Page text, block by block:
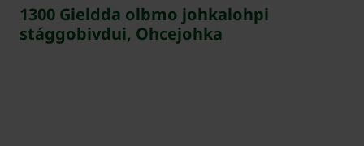
1300 Gieldda olbmo johkalohpi
stággobivdui, Ohcejohka